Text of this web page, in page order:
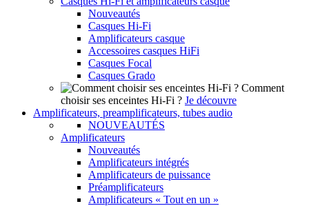
Nouveautés
Casques Hi-Fi
Amplificateurs casque
Accessoires casques HiFi
Casques Focal
Casques Grado
Comment
choisir ses enceintes Hi-Fi ? Je découvre
Amplificateurs, preamplificateurs, tubes audio
NOUVEAUTÉS
Amplificateurs
Nouveautés
Amplificateurs intégrés
Amplificateurs de puissance
Préamplificateurs
Amplificateurs « Tout en un »